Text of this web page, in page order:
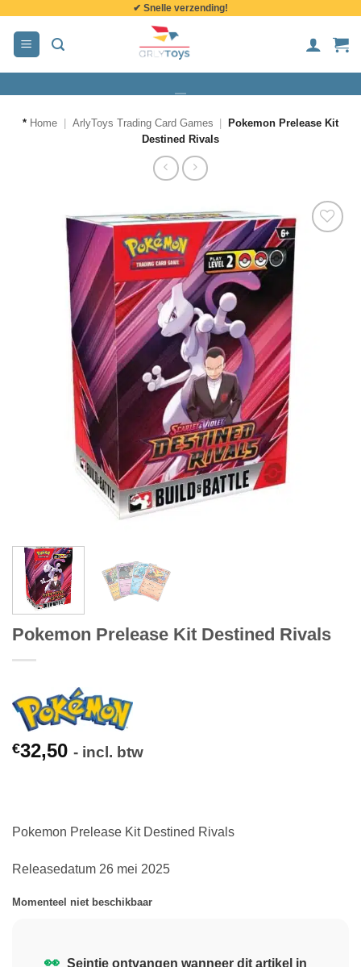
inhoud
✔ Snelle verzending!
* Home ArlyToys Trading Card Games
Pokemon Prelease Kit
Destined Rivals
Pokemon Prelease Kit Destined Rivals
€32,50 - incl. btw
Pokemon Prelease Kit Destined Rivals
Releasedatum 26 mei 2025
Momenteel niet beschikbaar
👀 Seintje ontvangen wanneer dit artikel in